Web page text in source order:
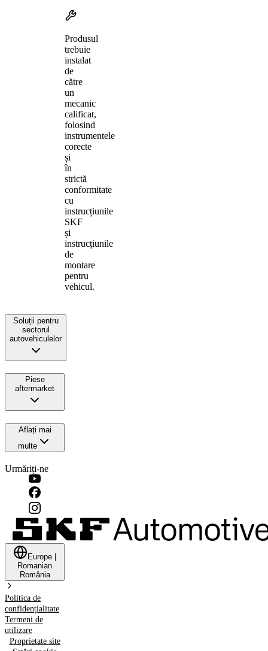
Produsul
trebuie
instalat
de
către
un
mecanic
calificat,
folosind
instrumentele
corecte
și
în
strictă
conformitate
cu
instrucțiunile
SKF
și
instrucțiunile
de
montare
pentru
vehicul.
Soluții pentru
sectorul
autovehiculelor
Piese
aftermarket
Aflați mai
multe
Urmăriți-ne
Europe
Romanian
România
Politica de
confidențialitate
Termeni de
utilizare
Proprietate site